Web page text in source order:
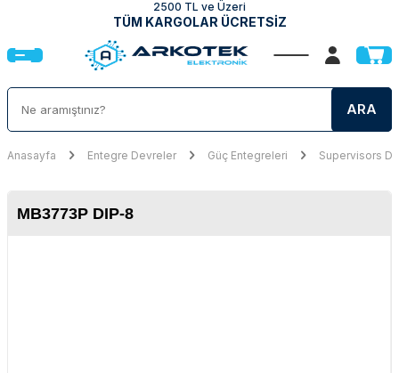
2500 TL ve Üzeri
TÜM KARGOLAR ÜCRETSİZ
ARA
Anasayfa Entegre Devreler Güç Entegreleri Supervisors
MB3773P DIP-8